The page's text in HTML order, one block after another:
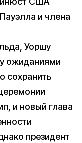
и члена
Уоршу
ожиданиями
сохранить
и новый глава
президент